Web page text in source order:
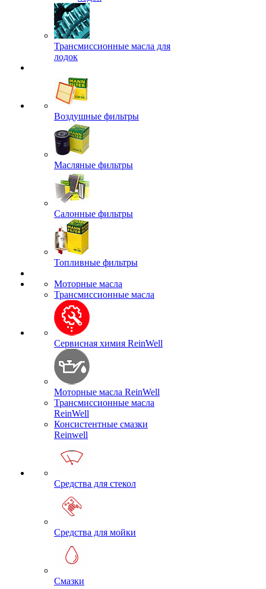
Трансмиссионные масла для
лодок
Воздушные фильтры
Масляные фильтры
Салонные фильтры
Топливные фильтры
Моторные масла
Трансмиссионные масла
Сервисная химия ReinWell
Моторные масла ReinWell
Трансмиссионные масла
ReinWell
Консистентные смазки
Reinwell
Средства для стекол
Средства для мойки
Смазки